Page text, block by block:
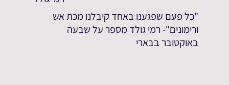
"כל פעם שפגענו באחד קיבלנו מכת אש
ורימונים"- רמי גולד מספר על שבעה
באוקטובר בבארי